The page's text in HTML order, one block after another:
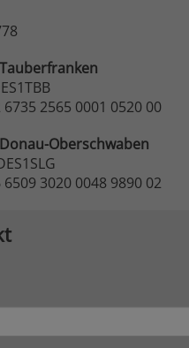
Tauberfranken
6735 2565 0001 0520 00
Oberschwaben
6509 3020 0048 9890 02